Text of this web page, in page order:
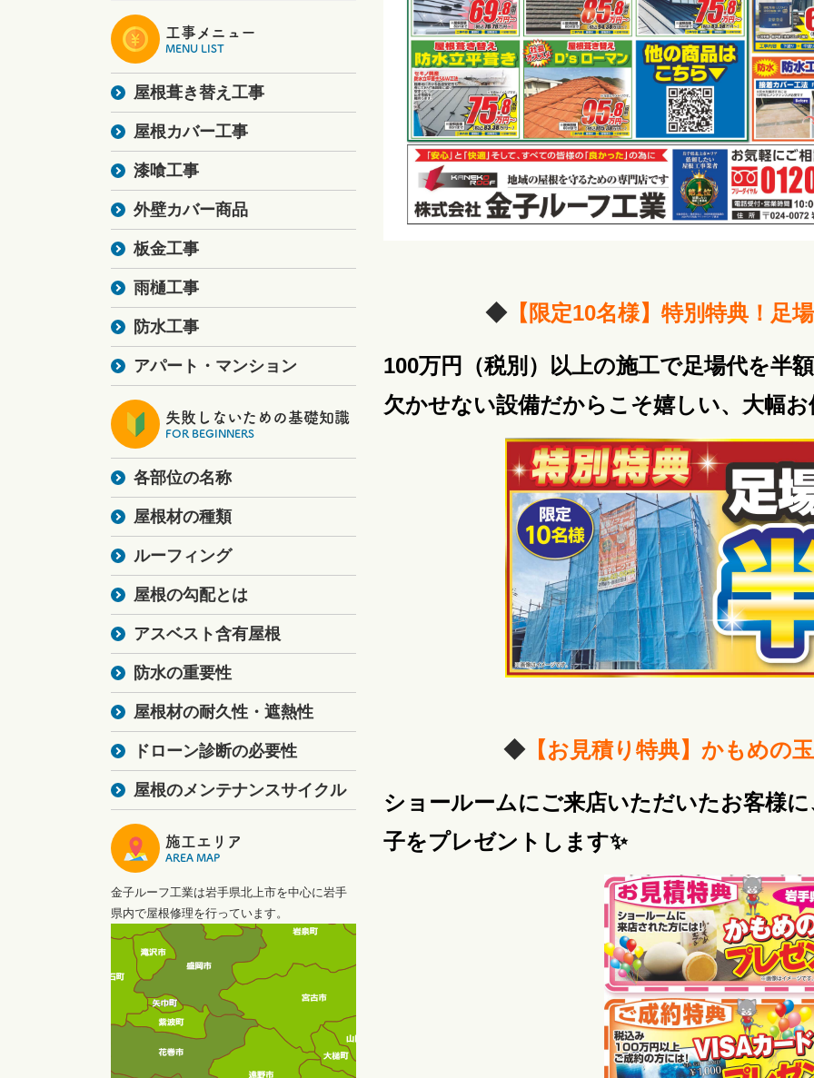
◆【限定10名様】特別特典！足
100万円（税別）以上の施工で足場代を半
欠かせない設備だからこそ嬉しい、大幅
◆【お見積り特典】かもめの
ショールームにご来店いただいたお客様
子をプレゼントします✨
工事メニュー
MENU LIST
屋根葺き替え工事
屋根カバー工事
漆喰工事
外壁カバー商品
板金工事
雨樋工事
防水工事
アパート・マンション
失敗しないための基礎知識
FOR BEGINNERS
各部位の名称
屋根材の種類
ルーフィング
屋根の勾配とは
アスベスト含有屋根
防水の重要性
屋根材の耐久性・遮熱性
ドローン診断の必要性
屋根のメンテナンスサイクル
施工エリア
AREA MAP
金子ルーフ工業は岩手県北上市を中心に岩手
県内で屋根修理を行っています。